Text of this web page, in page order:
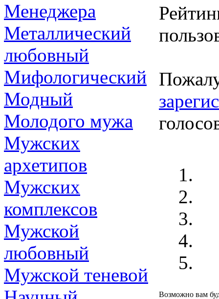
Менеджера
Металлический
любовный
Мифологический
Модный
Молодого мужа
Мужских
архетипов
Мужских
комплексов
Мужской
любовный
Мужской теневой
Возможно вам